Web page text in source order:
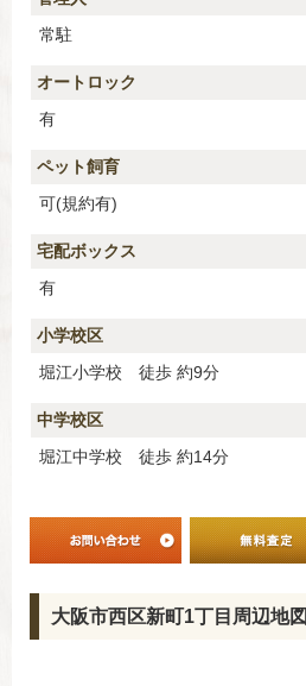
常駐
オートロック
有
ペット飼育
可(規約有)
宅配ボックス
有
小学校区
堀江小学校 徒歩 約9分
中学校区
堀江中学校 徒歩 約14分
大阪市西区新町1丁目周辺地図